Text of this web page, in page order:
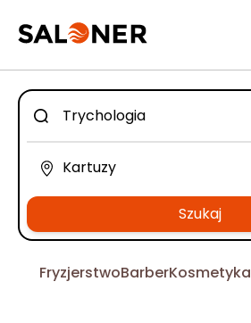
Szukaj
FryzjerstwoBarberKosmetyka